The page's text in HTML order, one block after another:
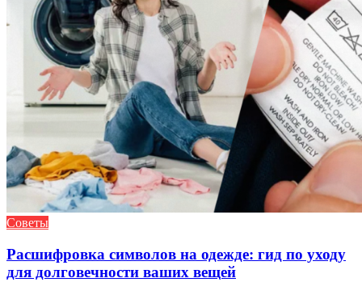
Советы
Расшифровка символов на одежде: гид по уходу
для долговечности ваших вещей